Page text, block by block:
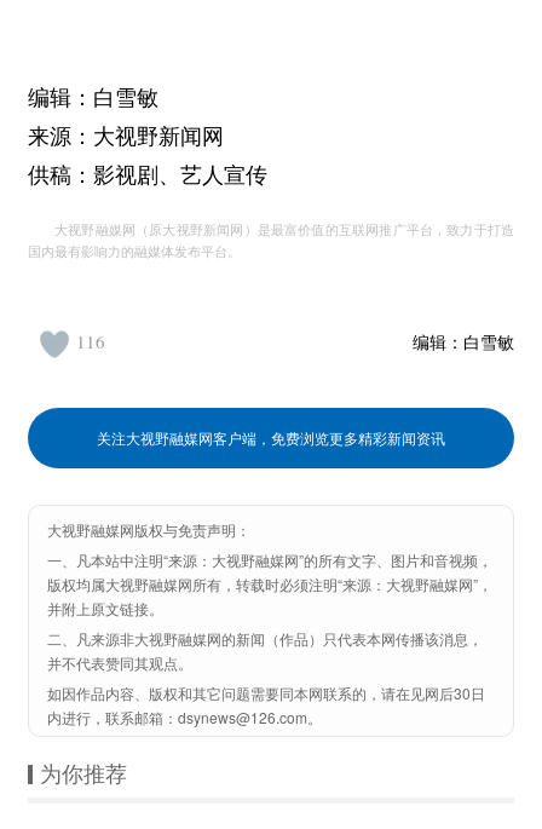
编辑：白雪敏
来源：大视野新闻网
供稿：影视剧、艺人宣传
大视野融媒网（原大视野新闻网）是最富价值的互联网推广平台，致力于打造
国内最有影响力的融媒体发布平台。
编辑： 白雪敏
116
关注大视野融媒网客户端，免费浏览更多精彩新闻资讯
大视野融媒网版权与免责声明：
一、凡本站中注明“来源：大视野融媒网”的所有文字、图片和音视频，
版权均属大视野融媒网所有，转载时必须注明“来源：大视野融媒网”，
并附上原文链接。
二、凡来源非大视野融媒网的新闻（作品）只代表本网传播该消息，
并不代表赞同其观点。
如因作品内容、版权和其它问题需要同本网联系的，请在见网后30日
内进行，联系邮箱：dsynews@126.com。
为你推荐